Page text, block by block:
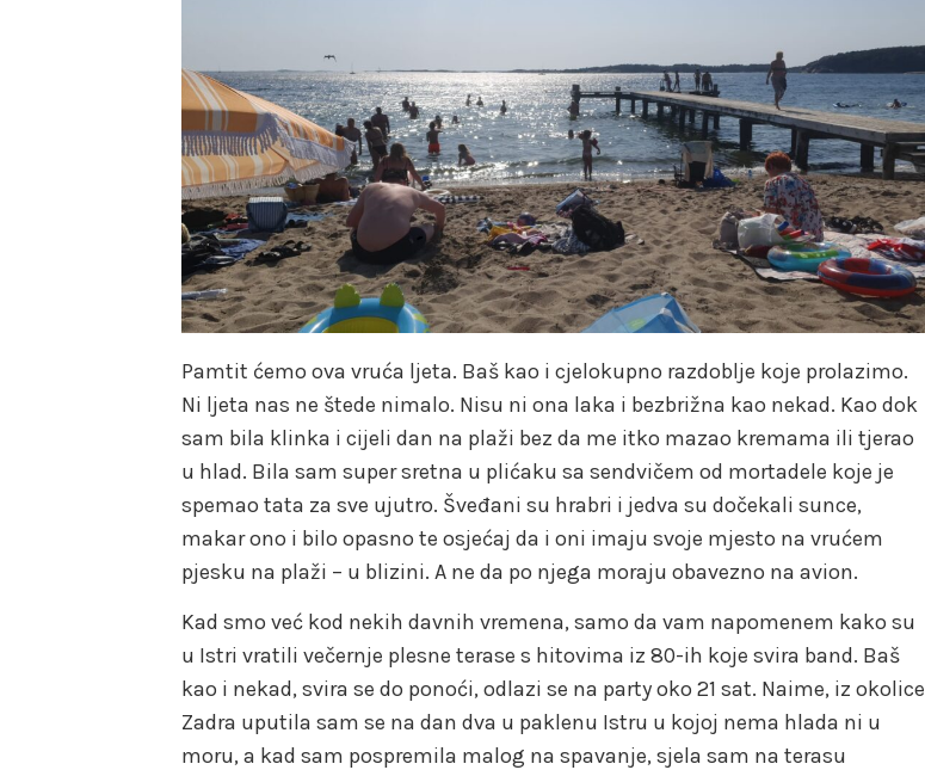
Pamtit ćemo ova vruća ljeta. Baš kao i cjelokupno razdoblje koje prolazimo.
Ni ljeta nas ne štede nimalo. Nisu ni ona laka i bezbrižna kao nekad. Kao dok
sam bila klinka i cijeli dan na plaži bez da me itko mazao kremama ili tjerao
u hlad. Bila sam super sretna u plićaku sa sendvičem od mortadele koje je
spemao tata za sve ujutro. Šveđani su hrabri i jedva su dočekali sunce,
makar ono i bilo opasno te osjećaj da i oni imaju svoje mjesto na vrućem
pjesku na plaži – u blizini. A ne da po njega moraju obavezno na avion.
Kad smo već kod nekih davnih vremena, samo da vam napomenem kako su
u Istri vratili večernje plesne terase s hitovima iz 80-ih koje svira band. Baš
kao i nekad, svira se do ponoći, odlazi se na party oko 21 sat. Naime, iz okolice
Zadra uputila sam se na dan dva u paklenu Istru u kojoj nema hlada ni u
moru, a kad sam pospremila malog na spavanje, sjela sam na terasu